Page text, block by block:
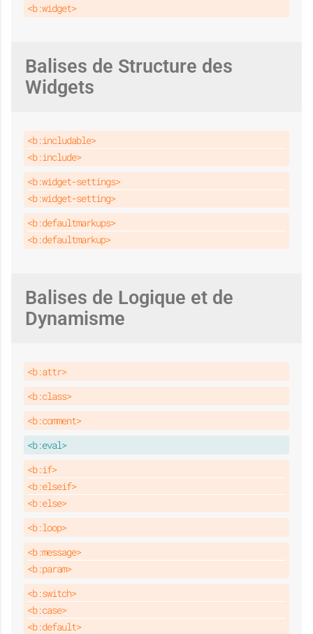
<b:widget>
Balises de Structure des
Widgets
<b:includable>
<b:include>
<b:widget-settings>
<b:widget-setting>
<b:defaultmarkups>
<b:defaultmarkup>
Balises de Logique et de
Dynamisme
<b:attr>
<b:class>
<b:comment>
<b:eval>
<b:if>
<b:elseif>
<b:else>
<b:loop>
<b:message>
<b:param>
<b:switch>
<b:case>
<b:default>